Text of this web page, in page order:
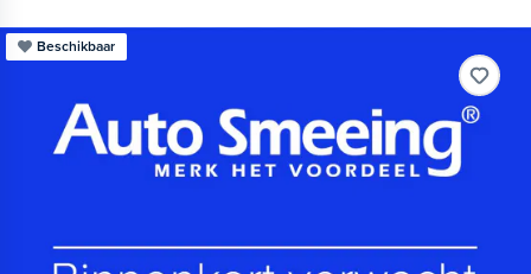
Beschikbaar